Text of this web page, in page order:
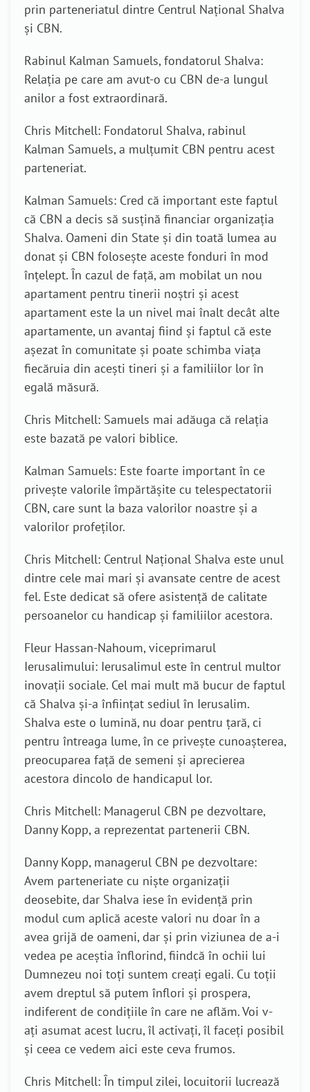
prin parteneriatul dintre Centrul Național Shalva
și CBN.
Rabinul Kalman Samuels, fondatorul Shalva:
Relația pe care am avut-o cu CBN de-a lungul
anilor a fost extraordinară.
Chris Mitchell: Fondatorul Shalva, rabinul
Kalman Samuels, a mulțumit CBN pentru acest
parteneriat.
Kalman Samuels: Cred că important este faptul
că CBN a decis să susțină financiar organizația
Shalva. Oameni din State și din toată lumea au
donat și CBN folosește aceste fonduri în mod
înțelept. În cazul de față, am mobilat un nou
apartament pentru tinerii noștri și acest
apartament este la un nivel mai înalt decât alte
apartamente, un avantaj fiind și faptul că este
așezat în comunitate și poate schimba viața
fiecăruia din acești tineri și a familiilor lor în
egală măsură.
Chris Mitchell: Samuels mai adăuga că relația
este bazată pe valori biblice.
Kalman Samuels: Este foarte important în ce
privește valorile împărtășite cu telespectatorii
CBN, care sunt la baza valorilor noastre și a
valorilor profeților.
Chris Mitchell: Centrul Național Shalva este unul
dintre cele mai mari și avansate centre de acest
fel. Este dedicat să ofere asistență de calitate
persoanelor cu handicap și familiilor acestora.
Fleur Hassan-Nahoum, viceprimarul
Ierusalimului: Ierusalimul este în centrul multor
inovații sociale. Cel mai mult mă bucur de faptul
că Shalva și-a înființat sediul în Ierusalim.
Shalva este o lumină, nu doar pentru țară, ci
pentru întreaga lume, în ce privește cunoașterea,
preocuparea față de semeni și aprecierea
acestora dincolo de handicapul lor.
Chris Mitchell: Managerul CBN pe dezvoltare,
Danny Kopp, a reprezentat partenerii CBN.
Danny Kopp, managerul CBN pe dezvoltare:
Avem parteneriate cu niște organizații
deosebite, dar Shalva iese în evidență prin
modul cum aplică aceste valori nu doar în a
avea grijă de oameni, dar și prin viziunea de a-i
vedea pe aceștia înflorind, fiindcă în ochii lui
Dumnezeu noi toți suntem creați egali. Cu toții
avem dreptul să putem înflori și prospera,
indiferent de condițiile în care ne aflăm. Voi v-
ați asumat acest lucru, îl activați, îl faceți posibil
și ceea ce vedem aici este ceva frumos.
Chris Mitchell: În timpul zilei, locuitorii lucrează